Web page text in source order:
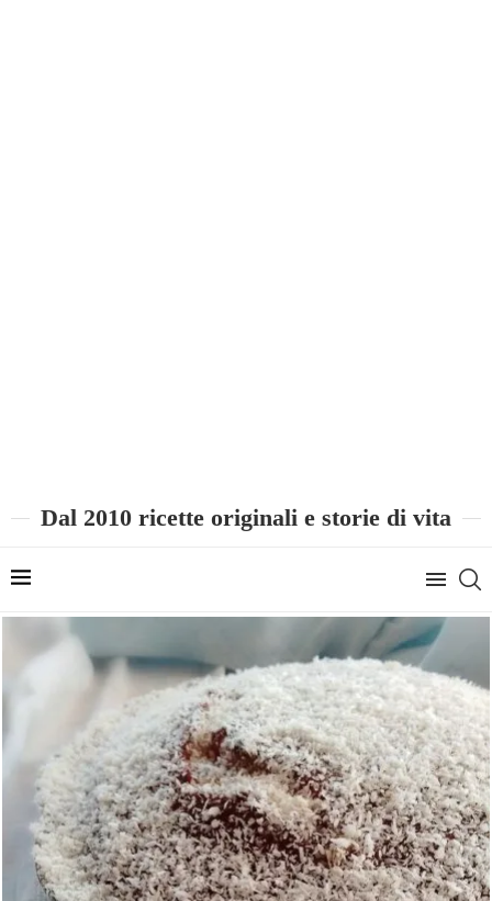
Dal 2010 ricette originali e storie di vita